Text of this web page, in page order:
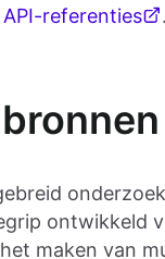
API-referenties .
ontwikkeld
maken van